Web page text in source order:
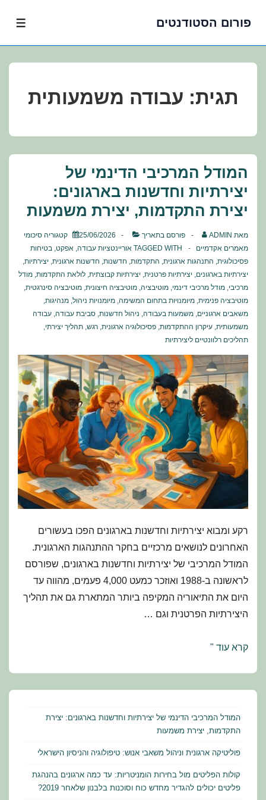
פורום הסטודנטים
תגית: עבודה משמעותית
המודל המרכיבי הדינמי של
יצירתיות וחדשנות בארגונים:
יצירת התקדמות, יצירת משמעות
מאת ADMIN פורסם בתאריך 25/06/2026 קטגוריה סיכומי
מאמרים אקדמיים
TAGGED WITH אוריינטציות עבודה, אפקט, בטיחות
פסיכולוגית, התנהגות ארגונית, התקדמות, חדשנות, חדשנות ארגונית, יצירתיות,
יצירתיות בארגונים, יצירתיות פרטנית, יצירתיות קבוצתית, לולאת התקדמות, מודל
מרכיבי, מודל מרכיבי דינמי, מוטיבציה, מוטיבציה חיצונית, מוטיבציה סינרגטית,
מוטיבציה פנימית, מיומנויות בתחום המשימה, מיומנויות ניהול, מנהיגות,
משאבים ארגוניים, משמעות בעבודה, ניהול חדשנות, סביבת עבודה, עבודה
משמעותית, עיקרון ההתקדמות, פסיכולוגיה ארגונית, רגש, תהליך יצירתי,
תהליכים רלוונטיים ליצירתיות
רקע ומבוא יצירתיות וחדשנות בארגונים הפכו בעשורים
האחרונים לנושאים מרכזיים בחקר ההתנהגות הארגונית.
המודל המרכיבי של יצירתיות וחדשנות בארגונים, שפורסם
לראשונה ב-1988 ואוזכר כמעט 4,000 פעמים, מהווה עד
היום את התיאוריה המקיפה ביותר המתארת גם את תהליך
היצירתיות הפרטנית וגם …
המודל
יצירתיות
וחדשנות
בארגונים:
התקדמות,
קרא עוד "
המודל המרכיבי הדינמי של יצירתיות וחדשנות בארגונים: יצירת
התקדמות, יצירת משמעות
פוליטיקה ארגונית וניהול משאבי אנוש: טיפולוגיה והניסיון הישראלי
קולות הפליטים מול בחירות הומניטריות: עד כמה ארגונים בהנהגת
פליטים יכולים להגדיר מחדש כוח וסוכנות בלבנון שלאחר 2019?